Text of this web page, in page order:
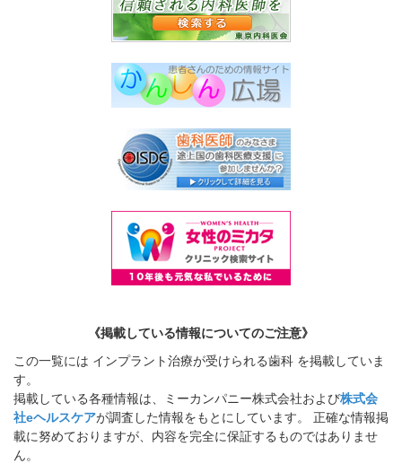
《掲載している情報についてのご注意》
この一覧には インプラント治療が受けられる歯科 を掲載していま
す。
掲載している各種情報は、ミーカンパニー株式会社および株式会
社eヘルスケアが調査した情報をもとにしています。 正確な情報掲
載に努めておりますが、内容を完全に保証するものではありませ
ん。